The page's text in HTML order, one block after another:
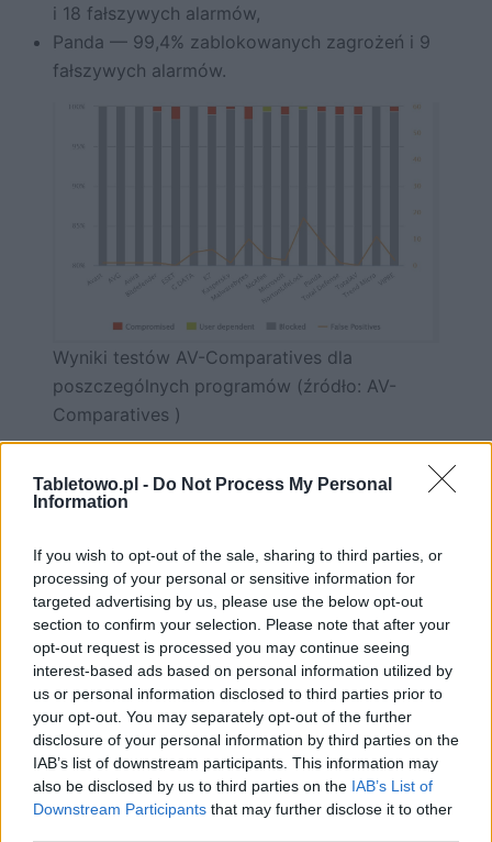
Tabletowo.pl - Do Not Process My Personal
Information
If you wish to opt-out of the sale, sharing to third parties, or
processing of your personal or sensitive information for
targeted advertising by us, please use the below opt-out
section to confirm your selection. Please note that after your
opt-out request is processed you may continue seeing
interest-based ads based on personal information utilized by
us or personal information disclosed to third parties prior to
your opt-out. You may separately opt-out of the further
disclosure of your personal information by third parties on the
IAB’s list of downstream participants. This information may
also be disclosed by us to third parties on the IAB’s List of
Downstream Participants that may further disclose it to other
i 18 fałszywych alarmów,
Panda — 99,4% zablokowanych zagrożeń i 9
fałszywych alarmów.
Wyniki testów AV-Comparatives dla
poszczególnych programów (źródło: AV-
Comparatives )
W poprzednich testach Microsoft Defender cechował się
idealnymi wynikami. Często wynosiły one po 100%
pogorszenie tych wyników może martwić
użytkowników.
ZOBACZ RÓWNIEŻ
Termostat Aqara nareszcie dostępny w Europie
Via